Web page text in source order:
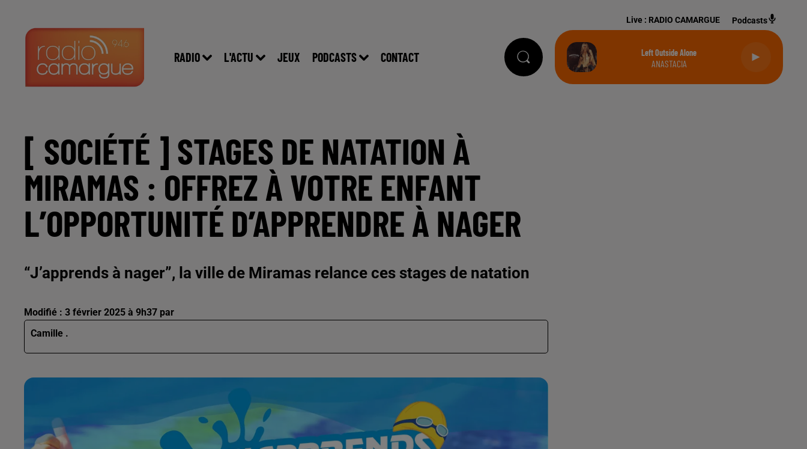
RADIO L'ACTU JEUX PODCASTS CONTACT
Live : RADIO CAMARGUE Podcasts
Left Outside Alone
ANASTACIA
[ SOCIÉTÉ ] STAGES DE NATATION À
MIRAMAS : OFFREZ À VOTRE ENFANT
L’OPPORTUNITÉ D’APPRENDRE À NAGER
“J’apprends à nager”, la ville de Miramas relance ces stages de natation
Modifié : 3 février 2025 à 9h37 par
Camille .